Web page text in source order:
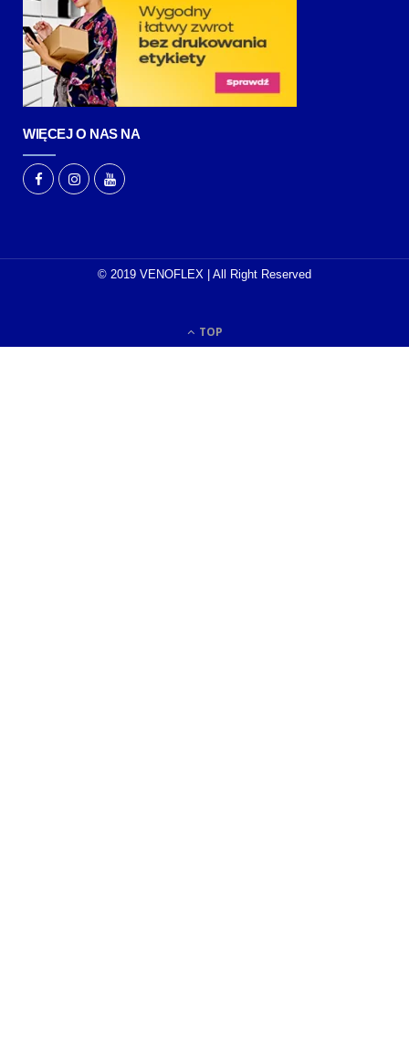
WIĘCEJ O NAS NA
© 2019 VENOFLEX | All Right Reserved
TOP